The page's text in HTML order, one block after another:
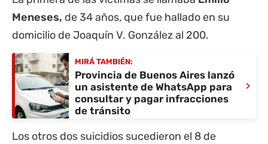
Meneses, de 34 años, que fue hallado en su
domicilio de Joaquín V. González al 200.
MIRÁ TAMBIÉN:
Provincia de Buenos Aires lanzó
un asistente de WhatsApp para
consultar y pagar infracciones
de tránsito
›
Los otros dos suicidios sucedieron el 8 de